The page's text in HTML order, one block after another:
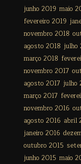
junho 2019 maio
fevereiro 2019
novembro 2018
agosto 2018 julho
março 2018
novembro 2017
agosto 2017 julho
março 2017
novembro 2016
agosto 2016 abril
janeiro 2016
outubro 2015
junho 2015 maio